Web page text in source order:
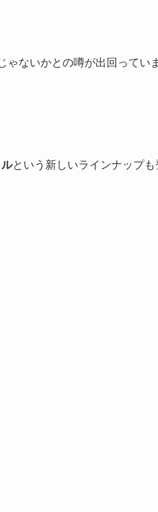
ゃないかとの噂が出回っていま
という新しいラインナップも